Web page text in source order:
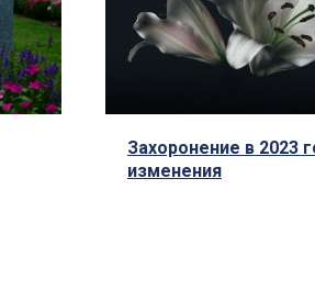
Захоронение в 2023
изменения